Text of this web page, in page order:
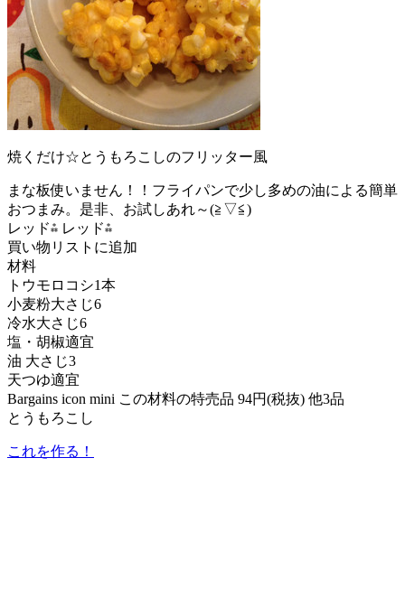
焼くだけ☆とうもろこしのフリッター風
まな板使いません！！フライパンで少し多めの油による簡単
おつまみ。是非、お試しあれ～(≧▽≦)
レッド⁂ レッド⁂
買い物リストに追加
材料
トウモロコシ1本
小麦粉大さじ6
冷水大さじ6
塩・胡椒適宜
油 大さじ3
天つゆ適宜
Bargains icon mini この材料の特売品 94円(税抜) 他3品
とうもろこし
これを作る！